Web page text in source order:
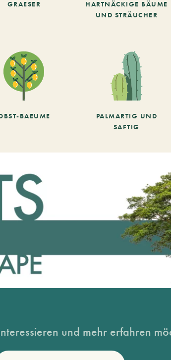
GRAESER
HARTNÄCKIGE BÄUME
UND STRÄUCHER
BAEUME
PALMARTIG UND
SAFTIG
und mehr erfahren